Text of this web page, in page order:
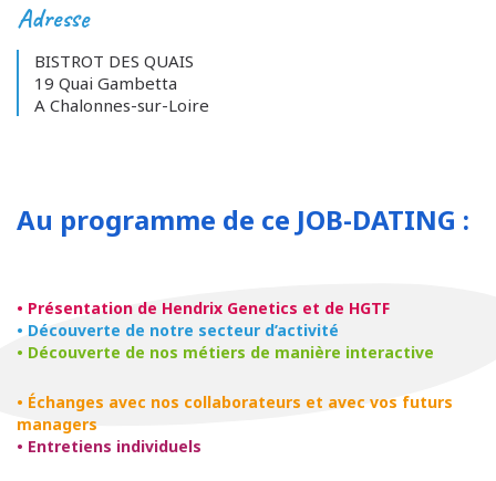
Adresse
BISTROT DES QUAIS
19 Quai Gambetta
A Chalonnes-sur-Loire
Au programme de ce JOB-DATING :
• Présentation de Hendrix Genetics et de HGTF
• Découverte de notre secteur d’activité
• Découverte de nos métiers de manière interactive
• Échanges avec nos collaborateurs et avec vos futurs
managers
• Entretiens individuels